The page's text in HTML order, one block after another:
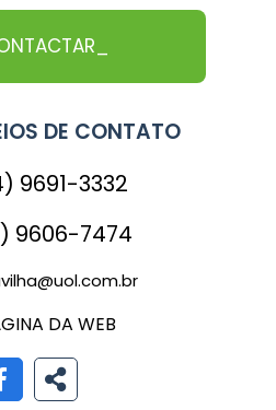
DE CONTATO
9691-3332
9606-7474
DA WEB